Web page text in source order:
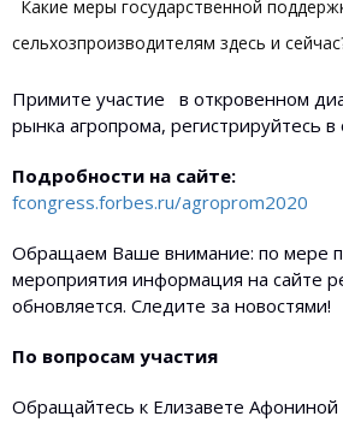
Какие меры государственной
сельхозпроизводителям здесь и
Примите участие в откровенном
рынка агропрома, регистрируйтесь
Подробности на сайте:
fcongress.forbes.ru/agroprom2020
Обращаем Ваше внимание: по мере
мероприятия информация на сайте
обновляется. Следите за новостями!
По вопросам участия
Обращайтесь к Елизавете Афониной